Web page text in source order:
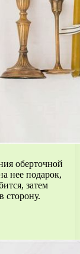
оберточной
нее подарок,
затем
сторону.